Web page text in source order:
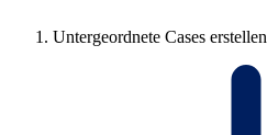
Untergeordnete Cases erstellen